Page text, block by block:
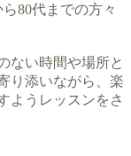
80代までの方々
ない時間や場所と
り添いながら、楽
ようレッスンをさ